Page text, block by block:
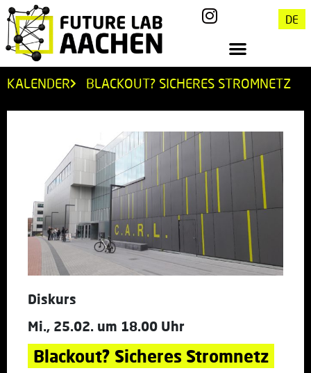
DE
KALENDER BLACKOUT? SICHERES STROMNETZ
Diskurs
Mi., 25.02. um 18.00 Uhr
Blackout? Sicheres Stromnetz